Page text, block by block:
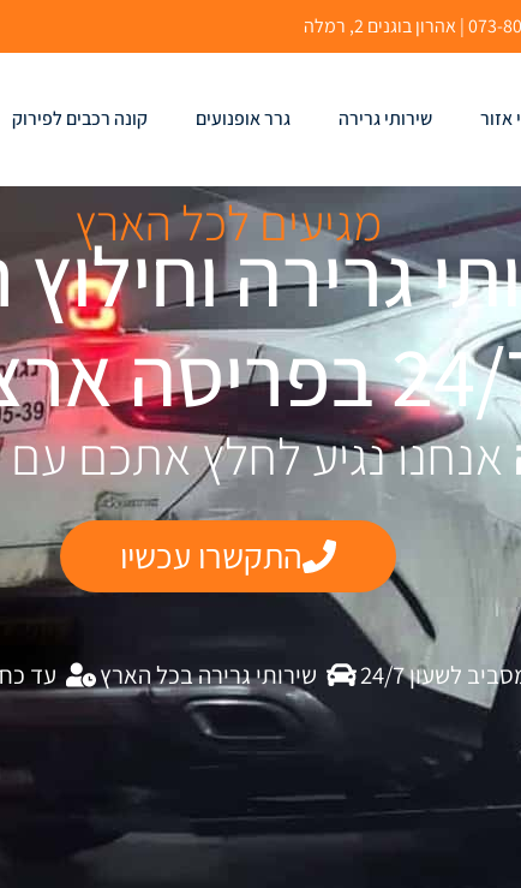
אזור שירותי גרירה גרר אופנועים קונה רכבים לפירוק
מגיעים לכל הארץ
גרירה
ארצית
אנחנו נגיע לחלץ אתכם
התקשרו עכשיו
לשעון 24/7 שירותי גרירה בכל הארץ עד